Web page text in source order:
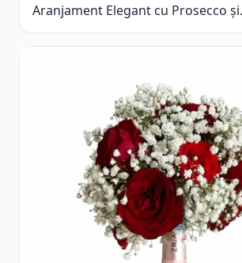
Aranjament Elegant cu Prosecco și
Flori Galbene.